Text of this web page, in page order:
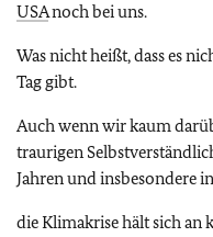
USAnoch bei uns.
Was nicht heißt, dass es
Tag gibt.
Auch wenn wir kaum
traurigen
Jahren und insbesondere
die Klimakrise hält sich an